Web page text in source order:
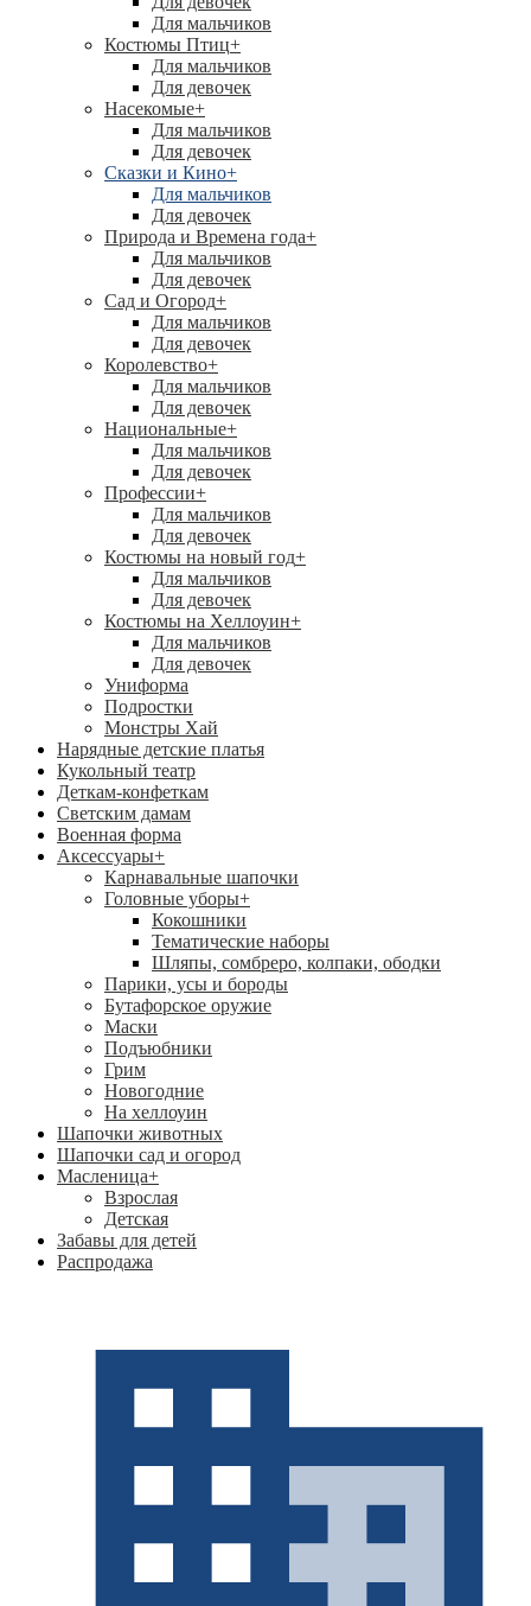
Для мальчиков
Костюмы Птиц+
Для мальчиков
Для девочек
Насекомые+
Для мальчиков
Для девочек
Сказки и Кино+
Для мальчиков
Для девочек
Природа и Времена года+
Для мальчиков
Для девочек
Сад и Огород+
Для мальчиков
Для девочек
Королевство+
Для мальчиков
Для девочек
Национальные+
Для мальчиков
Для девочек
Профессии+
Для мальчиков
Для девочек
Костюмы на новый год+
Для мальчиков
Для девочек
Костюмы на Хеллоуин+
Для мальчиков
Для девочек
Униформа
Подростки
Монстры Хай
Нарядные детские платья
Кукольный театр
Деткам-конфеткам
Светским дамам
Военная форма
Аксессуары+
Карнавальные шапочки
Головные уборы+
Кокошники
Тематические наборы
Шляпы, сомбреро, колпаки, ободки
Парики, усы и бороды
Бутафорское оружие
Маски
Подъюбники
Грим
Новогодние
На хеллоуин
Шапочки животных
Шапочки сад и огород
Масленица+
Взрослая
Детская
Забавы для детей
Распродажа